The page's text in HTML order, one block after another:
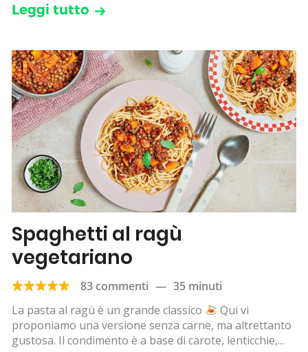
Leggi tutto
Spaghetti al ragù
vegetariano
83 commenti — 35 minuti
La pasta al ragù è un grande classico
Qui vi
proponiamo una versione senza carne, ma altrettanto
gustosa. Il condimento è a base di carote, lenticchie,...